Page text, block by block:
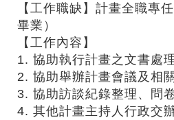
【工作職缺】計畫全職專
畢業）
【工作內容】
1. 協助執行計畫之文書處理
2. 協助舉辦計畫會議及相
3. 協助訪談紀錄整理、問
4. 其他計畫主持人行政交辦